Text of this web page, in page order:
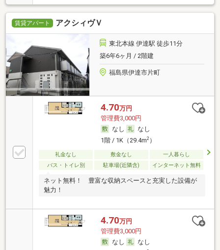
賃貸アパート アクシィヴＶ
東北本線 伊達駅 徒歩11分
築6年6ヶ月 / 2階建
福島県伊達市片町
4.70万円
管理費3,000円
なし
なし
1階 / 1K（29.4m2）
礼金なし 敷金なし
一人暮らし
バス・トイレ別
駐車場(近隣含) インターネット無料
ネット無料！ 豊富な収納スペースと充実した設備が
魅力！
4.70万円
管理費3,000円
なし
なし